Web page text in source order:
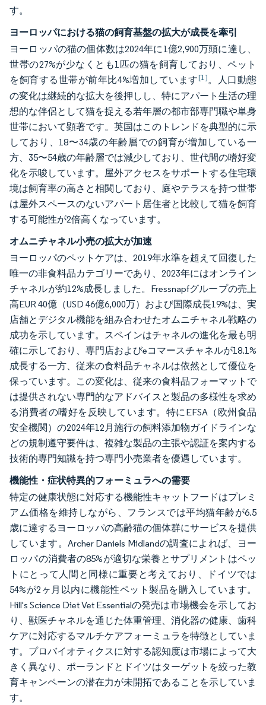
す。
ヨーロッパにおける猫の飼育基盤の拡大が成長を牽引
ヨーロッパの猫の個体数は2024年に1億2,900万頭に達し、
世帯の27%が少なくとも1匹の猫を飼育しており、ペット
を飼育する世帯が前年比4%増加しています[1]。人口動態
の変化は継続的な拡大を後押しし、特にアパート生活の理
想的な伴侶として猫を捉える若年層の都市部専門職や単身
世帯において顕著です。英国はこのトレンドを典型的に示
しており、18〜34歳の年齢層での飼育が増加している一
方、35〜54歳の年齢層では減少しており、世代間の嗜好変
化を示唆しています。屋外アクセスをサポートする住宅環
境は飼育率の高さと相関しており、庭やテラスを持つ世帯
は屋外スペースのないアパート居住者と比較して猫を飼育
する可能性が2倍高くなっています。
オムニチャネル小売の拡大が加速
ヨーロッパのペットケアは、2019年水準を超えて回復した
唯一の非食料品カテゴリーであり、2023年にはオンライン
チャネルが約12%成長しました。Fressnapfグループの売上
高EUR 40億（USD 46億6,000万）および国際成長19%は、実
店舗とデジタル機能を組み合わせたオムニチャネル戦略の
成功を示しています。スペインはチャネルの進化を最も明
確に示しており、専門店およびeコマースチャネルが18.1%
成長する一方、従来の食料品チャネルは依然として優位を
保っています。この変化は、従来の食料品フォーマットで
は提供されない専門的なアドバイスと製品の多様性を求め
る消費者の嗜好を反映しています。特にEFSA（欧州食品
安全機関）の2024年12月施行の飼料添加物ガイドラインな
どの規制遵守要件は、複雑な製品の主張や認証を案内する
技術的専門知識を持つ専門小売業者を優遇しています。
機能性・症状特異的フォーミュラへの需要
特定の健康状態に対応する機能性キャットフードはプレミ
アム価格を維持しながら、フランスでは平均猫年齢が6.5
歳に達するヨーロッパの高齢猫の個体群にサービスを提供
しています。Archer Daniels Midlandの調査によれば、ヨー
ロッパの消費者の85%が適切な栄養とサプリメントはペッ
トにとって人間と同様に重要と考えており、ドイツでは
54%が2ヶ月以内に機能性ペット製品を購入しています。
Hill's Science Diet Vet Essentialの発売は市場機会を示してお
り、獣医チャネルを通じた体重管理、消化器の健康、歯科
ケアに対応するマルチケアフォーミュラを特徴としていま
す。プロバイオティクスに対する認知度は市場によって大
きく異なり、ポーランドとドイツはターゲットを絞った教
育キャンペーンの潜在力が未開拓であることを示していま
す。